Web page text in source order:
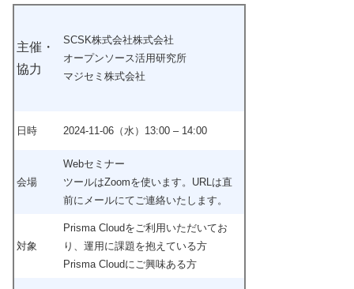
主催・
協力
SCSK株式会社株式会社
オープンソース活用研究所
マジセミ株式会社
日時 2024-11-06（水）13:00 – 14:00
会場
Webセミナー
ツールはZoomを使います。URLは直
前にメールにてご連絡いたします。
対象
Prisma Cloudをご利用いただいてお
り、運用に課題を抱えている方
Prisma Cloudにご興味ある方